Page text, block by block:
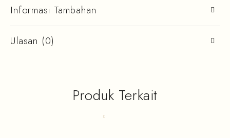
Informasi Tambahan
Ulasan (0)
Produk Terkait